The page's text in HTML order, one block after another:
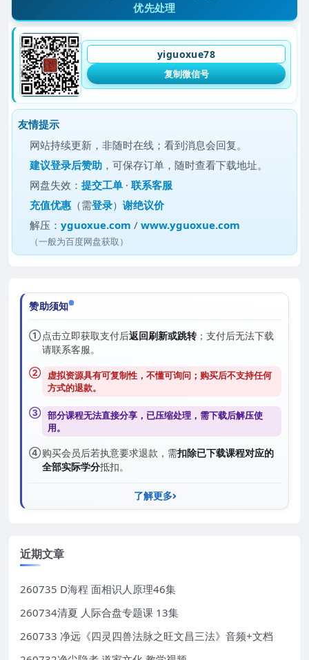
优先处理
yiguoxue78
复制微信号
友情提示
网站持续更新，非随时在线；看到消息会回复。
建议登录后赞助 ，可保存订单，随时查看下载地址。
网盘失效：提交工单 ·联系客服
充值优惠 （需登录）谢绝议价
解压：yguoxue.com /www.yguoxue.com
（一般为百度网盘获取）
赞助须知
① 点击立即获取支付后返回刷新或跳转；支付后无法下载
请联系客服。
② 虚拟资源具有可复制性，不懂可询问；购买后不支持任何
方式的退款。
③ 部分课程无法直接分享，已压缩处理，需下载后解压使
用。
④购买会员后若执意要求退款，需扣除已下载课程对应的
全部实际学分抵扣。
了解更多
近期文章
260735 D海程 面相识人原理46集
260734清夏 人际合盘专题课 13集
260733 净远《四灵四兽法脉之旺文昌三法》音频+文档